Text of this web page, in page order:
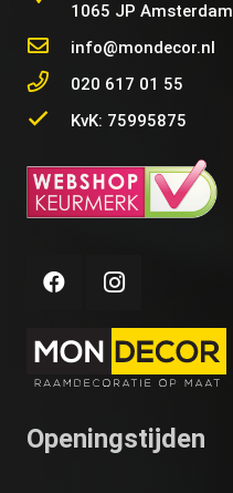
1065 JP Amsterdam
info@mondecor.nl
020 617 01 55
KvK: 75995875
Openingstijden